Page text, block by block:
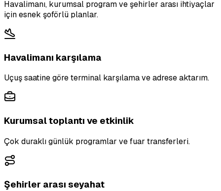
Havalimanı, kurumsal program ve şehirler arası ihtiyaçlar
için esnek şoförlü planlar.
Havalimanı karşılama
Uçuş saatine göre terminal karşılama ve adrese aktarım.
Kurumsal toplantı ve etkinlik
Çok duraklı günlük programlar ve fuar transferleri.
Şehirler arası seyahat